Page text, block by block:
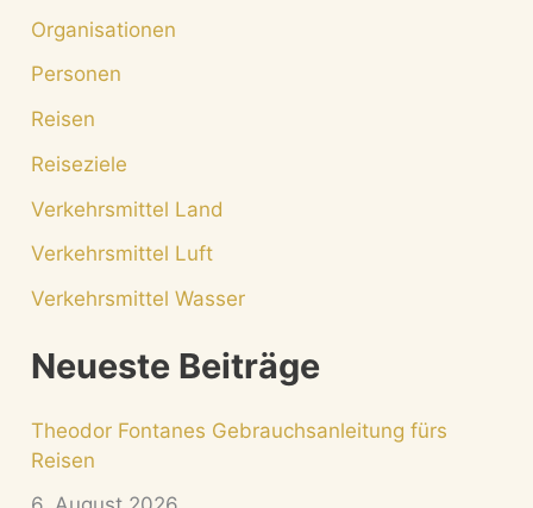
Organisationen
Personen
Reisen
Reiseziele
Verkehrsmittel Land
Verkehrsmittel Luft
Verkehrsmittel Wasser
Neueste Beiträge
Theodor Fontanes Gebrauchsanleitung fürs
Reisen